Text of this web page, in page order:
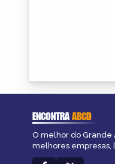
ENCONTRAABCD
O melhor do Grande
melhores empresas,